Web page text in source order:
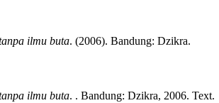
ilmu buta. (2006). Bandung: Dzikra.
ilmu buta. . Bandung: Dzikra, 2006. Text.